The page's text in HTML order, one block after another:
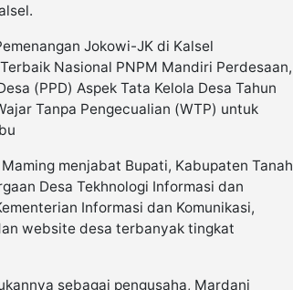
Jokowi-JK di Kalsel
Nasional PNPM Mandiri Perdesaan,
(PPD) Aspek Tata Kelola Desa Tahun
Tanpa Pengecualian (WTP) untuk
menjabat Bupati, Kabupaten Tanah
Desa Tekhnologi Informasi dan
Informasi dan Komunikasi,
website desa terbanyak tingkat
sebagai pengusaha, Mardani